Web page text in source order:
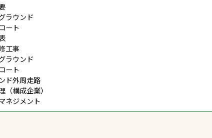
ラウンド
ート
工事
ラウンド
ート
ド外周走路
（構成企業）
ネジメント